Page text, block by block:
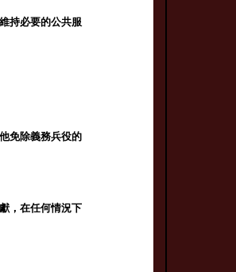
持必要的公共服
免除義務兵役的
，在任何情況下